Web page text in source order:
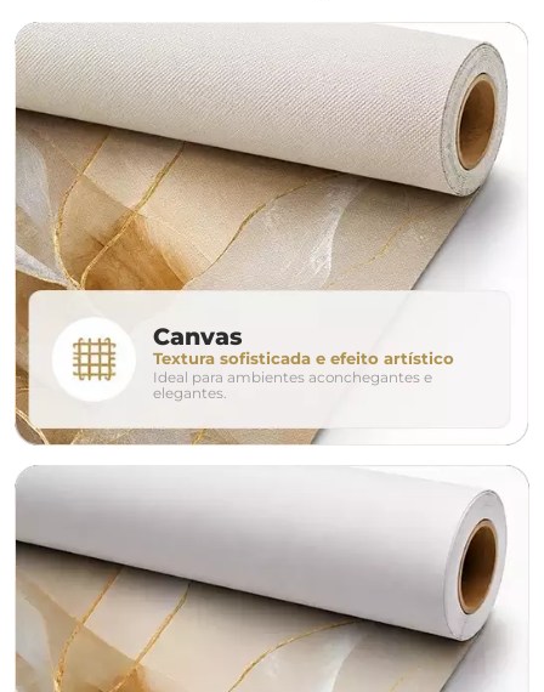
largura aproximada
160cm 200cm
280cm 320cm
conjunto
avulso duo
o tamanho ideal para o seu ambiente é
Canvas
Textura sofisticada e efeito artístico
Ideal para ambientes aconchegantes e
elegantes.